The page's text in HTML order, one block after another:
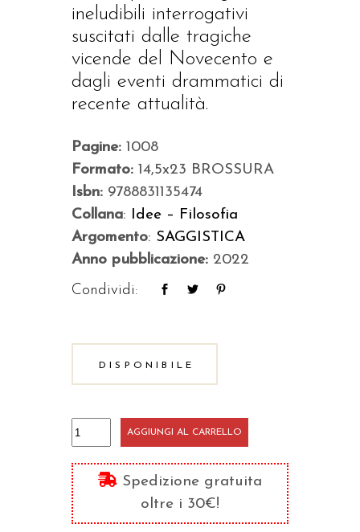
ineludibili interrogativi
suscitati dalle tragiche
vicende del Novecento e
dagli eventi drammatici di
recente attualità.
Pagine: 1008
Formato: 14,5x23 BROSSURA
Isbn: 9788831135474
Collana: Idee – Filosofia
Argomento: SAGGISTICA
Anno pubblicazione: 2022
Condividi:
DISPONIBILE
Anima,
corpo,
relazioni.
Storia
della
AGGIUNGI AL CARRELLO
Spedizione gratuita
oltre i 30€!